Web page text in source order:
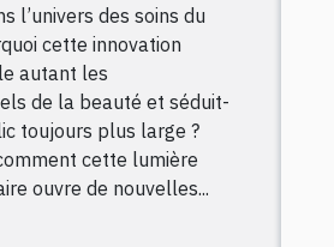
l’univers des soins du
cette innovation
autant les
de la beauté et séduit-
toujours plus large ?
cette lumière
ouvre de nouvelles...